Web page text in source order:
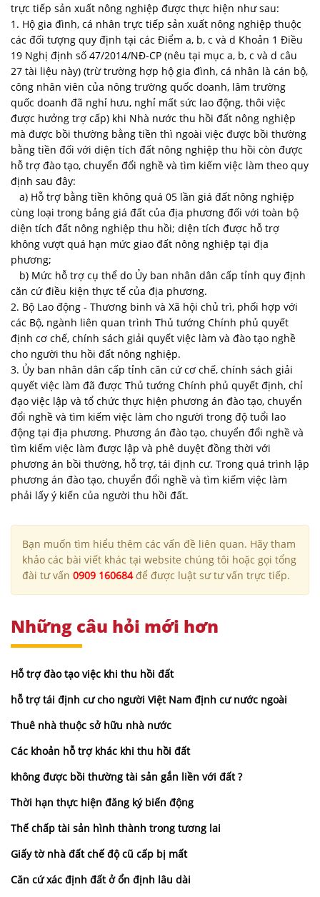
trực tiếp sản xuất nông nghiệp được thực hiện như sau:
1. Hộ gia đình, cá nhân trực tiếp sản xuất nông nghiệp thuộc
các đối tượng quy định tại các Điểm a, b, c và d Khoản 1 Điều
19 Nghị định số 47/2014/NĐ-CP (nêu tại mục a, b, c và d câu
27 tài liệu này) (trừ trường hợp hộ gia đình, cá nhân là cán bộ,
công nhân viên của nông trường quốc doanh, lâm trường
quốc doanh đã nghỉ hưu, nghỉ mất sức lao động, thôi việc
được hưởng trợ cấp) khi Nhà nước thu hồi đất nông nghiệp
mà được bồi thường bằng tiền thì ngoài việc được bồi thường
bằng tiền đối với diện tích đất nông nghiệp thu hồi còn được
hỗ trợ đào tạo, chuyển đổi nghề và tìm kiếm việc làm theo quy
định sau đây:
a) Hỗ trợ bằng tiền không quá 05 lần giá đất nông nghiệp
cùng loại trong bảng giá đất của địa phương đối với toàn bộ
diện tích đất nông nghiệp thu hồi; diện tích được hỗ trợ
không vượt quá hạn mức giao đất nông nghiệp tại địa
phương;
b) Mức hỗ trợ cụ thể do Ủy ban nhân dân cấp tỉnh quy định
căn cứ điều kiện thực tế của địa phương.
2. Bộ Lao động - Thương binh và Xã hội chủ trì, phối hợp với
các Bộ, ngành liên quan trình Thủ tướng Chính phủ quyết
định cơ chế, chính sách giải quyết việc làm và đào tạo nghề
cho người thu hồi đất nông nghiệp.
3. Ủy ban nhân dân cấp tỉnh căn cứ cơ chế, chính sách giải
quyết việc làm đã được Thủ tướng Chính phủ quyết định, chỉ
đạo việc lập và tổ chức thực hiện phương án đào tạo, chuyển
đổi nghề và tìm kiếm việc làm cho người trong độ tuổi lao
động tại địa phương. Phương án đào tạo, chuyển đổi nghề và
tìm kiếm việc làm được lập và phê duyệt đồng thời với
phương án bồi thường, hỗ trợ, tái định cư. Trong quá trình lập
phương án đào tạo, chuyển đổi nghề và tìm kiếm việc làm
phải lấy ý kiến của người thu hồi đất.
Bạn muốn tìm hiểu thêm các vấn đề liên quan. Hãy tham
khảo các bài viết khác tại website chúng tôi hoặc gọi tổng
đài tư vấn 0909 160684để được luật sư tư vấn trực tiếp.
Những câu hỏi mới hơn
Hỗ trợ đào tạo việc khi thu hồi đất
hỗ trợ tái định cư cho người Việt Nam định cư nước ngoài
Thuê nhà thuộc sở hữu nhà nước
Các khoản hỗ trợ khác khi thu hồi đất
không được bồi thường tài sản gắn liền với đất ?
Thời hạn thực hiện đăng ký biến động
Thế chấp tài sản hình thành trong tương lai
Giấy tờ nhà đất chế độ cũ cấp bị mất
Căn cứ xác định đất ở ổn định lâu dài